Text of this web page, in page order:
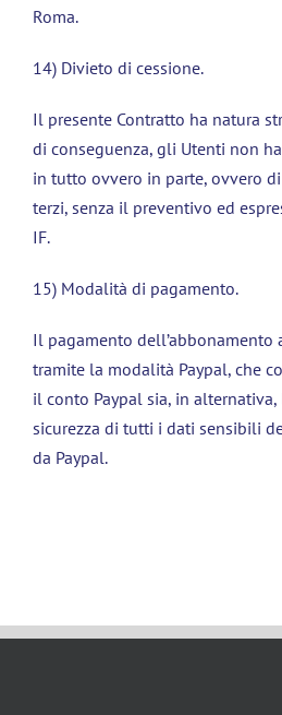
Roma.
14) Divieto di cessione.
Il presente Contratto ha natura
di conseguenza, gli Utenti non
in tutto ovvero in parte, ovvero
terzi, senza il preventivo ed
IF.
15) Modalità di pagamento.
Il pagamento dell’abbonamento
tramite la modalità Paypal, che
il conto Paypal sia, in alternativa,
sicurezza di tutti i dati sensibili
da Paypal.